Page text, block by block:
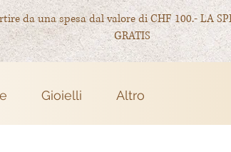
da una spesa dal valore di CHF 100.- LA
GRATIS
Gioielli Altro